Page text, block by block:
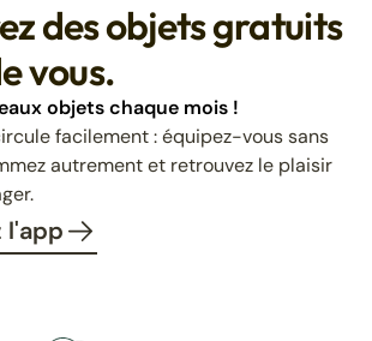
des objets gratuits
vous.
objets chaque mois !
facilement : équipez-vous sans
autrement et retrouvez le plaisir
l'app